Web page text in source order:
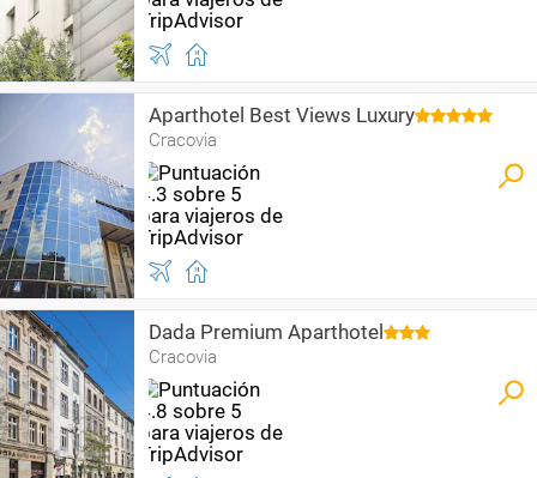
Aparthotel Best Views Luxury
Cracovia
Dada Premium Aparthotel
Cracovia